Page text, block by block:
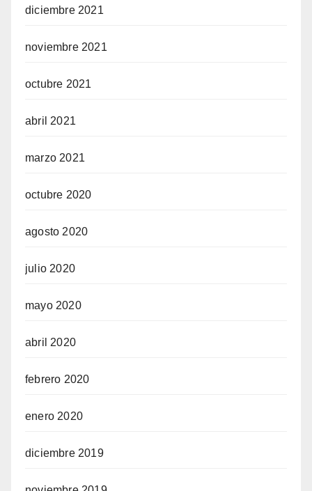
diciembre 2021
noviembre 2021
octubre 2021
abril 2021
marzo 2021
octubre 2020
agosto 2020
julio 2020
mayo 2020
abril 2020
febrero 2020
enero 2020
diciembre 2019